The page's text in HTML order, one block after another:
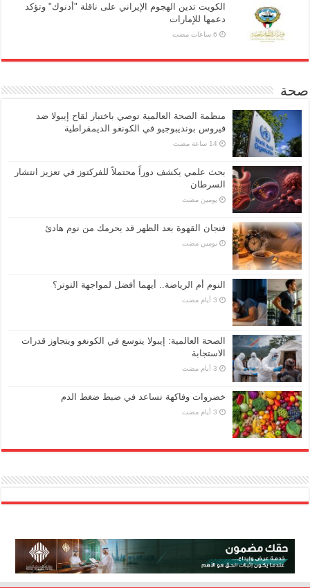
الكويت تدين الهجوم الإيراني على ناقلة "أدنوك" وتؤكد
دعمها للإمارات
صحة
منظمة الصحة العالمية توصي باختبار لقاح إيبولا ضد
فيروس بونديبوجيو في الكونغو الديمقراطية
بحث علمي يكشف دوراً محتملاً للفركتوز في تعزيز انتشار
السرطان
‏يومين مضت
فنجان القهوة بعد الظهر قد يحرمك من نوم هادئ
‏يومين مضت
النوم أم الرياضة.. أيهما أفضل لمواجهة التوتر؟
الصحة العالمية: إيبولا يتوسع في الكونغو ويتجاوز قدرات
الاستجابة
خضروات وفاكهة تساعد في ضبط ضغط الدم